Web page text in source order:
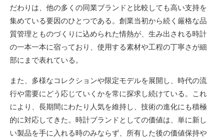
だわりは、他の多くの同業ブランドと比較しても高い支持を
集めている要因のひとつである。創業当初から続く厳格な品
質管理とものづくりに込められた情熱が、生み出される時計
の一本一本に宿っており、使用する素材や工程の丁寧さが細
部にまで表れている。
また、多様なコレクションや限定モデルを展開し、時代の流
行や需要にどう応じていくかを常に探求し続けている。これ
により、長期間にわたり人気を維持し、技術の進化にも積極
的に対応してきた。時計ブランドとしての価値は、単に新し
い製品を手に入れる時のみならず、所有した後の価値保持や